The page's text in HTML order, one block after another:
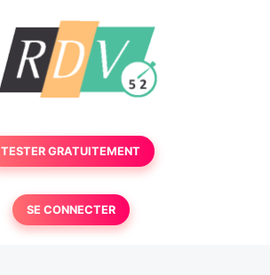
TESTER GRATUITEMENT
SE CONNECTER